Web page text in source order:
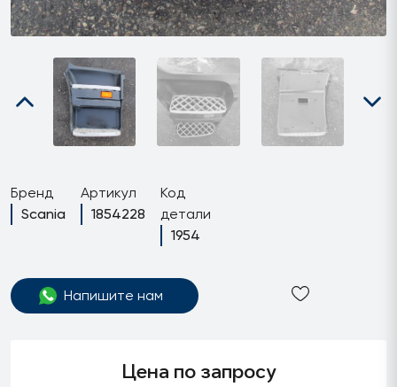
Бренд
Scania
Артикул
1854228
Код
детали
1954
Напишите нам
Цена по запросу